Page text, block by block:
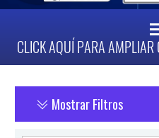
CLICK AQUÍ PARA AMPLIAR
Mostrar Filtros